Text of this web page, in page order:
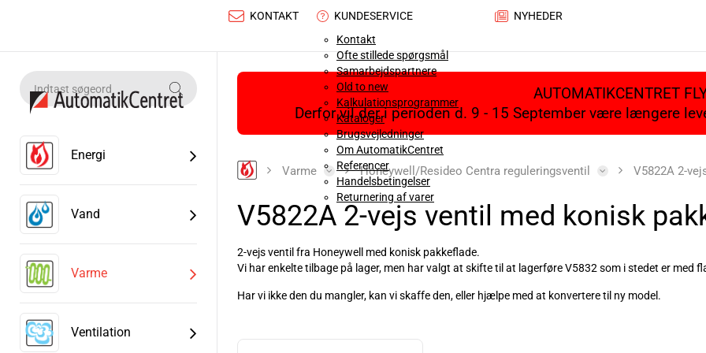
KONTAKT
KUNDESERVICE
Kontakt
Ofte stillede spørgsmål
Samarbejdspartnere
Old to new
Kalkulationsprogrammer
Kataloger
Brugsvejledninger
Om AutomatikCentret
Referencer
Handelsbetingelser
Returnering af varer
NYHEDER
Energi
Vand
Varme
Ventilation
AUTOMATIKCENTRET
Derfor vil der i perioden d. 9 - 15 September være længere
Varme Honeywell/Resideo Centra reguleringsventil V5822A 2-
V5822A 2-vejs ventil med konisk
2-vejs ventil fra Honeywell med konisk pakkeflade.
Vi har enkelte tilbage på lager, men har valgt at skifte til at lagerføre V5832 som i stedet er med
Har vi ikke den du mangler, kan vi skaffe den, eller hjælpe med at konvertere til ny model.
Læs mere